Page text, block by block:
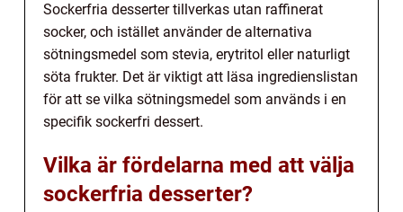
Sockerfria desserter tillverkas utan raffinerat
socker, och istället använder de alternativa
sötningsmedel som stevia, erytritol eller naturligt
söta frukter. Det är viktigt att läsa ingredienslistan
för att se vilka sötningsmedel som används i en
specifik sockerfri dessert.
Vilka är fördelarna med att välja
sockerfria desserter?